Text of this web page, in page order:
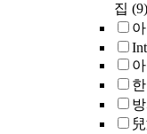
집 (9)